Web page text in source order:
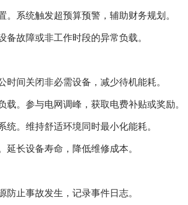
系统触发超预算预警，辅助财务规划。
故障或非工作时段的异常负载。
间关闭非必需设备，减少待机能耗。
。参与电网调峰，获取电费补贴或奖励。
。维持舒适环境同时最小化能耗。
长设备寿命，降低维修成本。
止事故发生，记录事件日志。